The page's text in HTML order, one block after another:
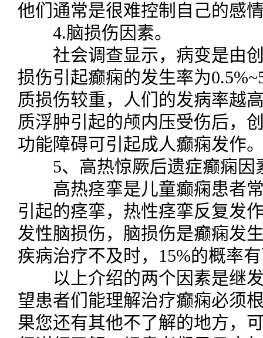
他们通常是很难控制自己的感
4.脑损伤因素。
社会调查显示，病变是由创
损伤引起癫痫的发生率为
质损伤较重，人们的发病率越
质浮肿引起的颅内压受伤后，
功能障碍可引起成人癫痫发作
5、高热惊厥后遗症癫痫因
高热痉挛是儿童癫痫患者常
引起的痉挛，热性痉挛反复发
发性脑损伤，脑损伤是癫痫发
疾病治疗不及时，15%的概率
以上介绍的两个因素是继发
望患者们能理解治疗癫痫必须
果您还有其他不了解的地方，